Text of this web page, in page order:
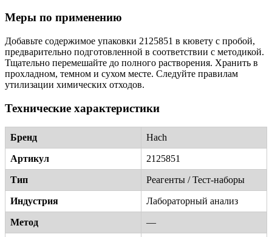
Меры по применению
Добавьте содержимое упаковки 2125851 в кювету с пробой,
предварительно подготовленной в соответствии с методикой.
Тщательно перемешайте до полного растворения. Хранить в
прохладном, темном и сухом месте. Следуйте правилам
утилизации химических отходов.
Технические характеристики
Бренд Hach
Артикул 2125851
Тип Реагенты / Тест-наборы
Индустрия Лабораторный анализ
Метод —